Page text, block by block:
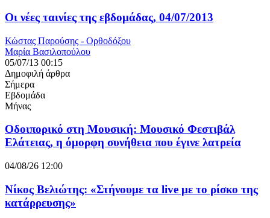
Οι νέες ταινίες της εβδομάδας, 04/07/2013
Κώστας Παρούσης - Ορθοδόξου
Μαρία Βασιλοπούλου
05/07/13 00:15
Δημοφιλή άρθρα
Σήμερα
Εβδομάδα
Μήνας
Οδοιπορικό στη Μουσική: Μουσικό Φεστιβάλ
Ελάτειας, η όμορφη συνήθεια που έγινε λατρεία
04/08/26 12:00
Νίκος Βελιώτης: «Στήνουμε τα live με το ρίσκο της
κατάρρευσης»